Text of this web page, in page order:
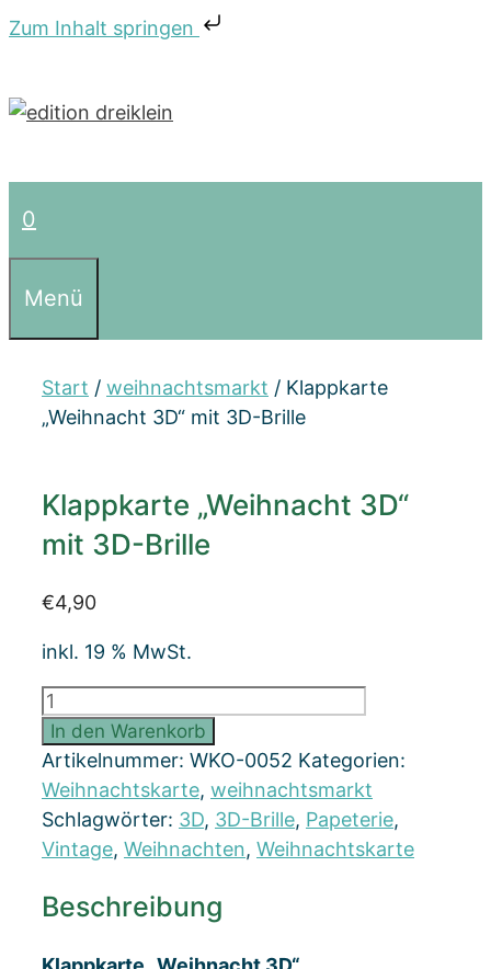
Zum Inhalt springen
springen
0
Menü
Start / weihnachtsmarkt / Klappkarte
„Weihnacht 3D“ mit 3D-Brille
Klappkarte „Weihnacht 3D“
mit 3D-Brille
€4,90
inkl. 19 % MwSt.
Klappkarte
"Weihnacht
3D"
mit
3D-
Brille
In den Warenkorb
Artikelnummer: WKO-0052 Kategorien:
Weihnachtskarte, weihnachtsmarkt
Schlagwörter: 3D, 3D-Brille, Papeterie,
Vintage, Weihnachten, Weihnachtskarte
Beschreibung